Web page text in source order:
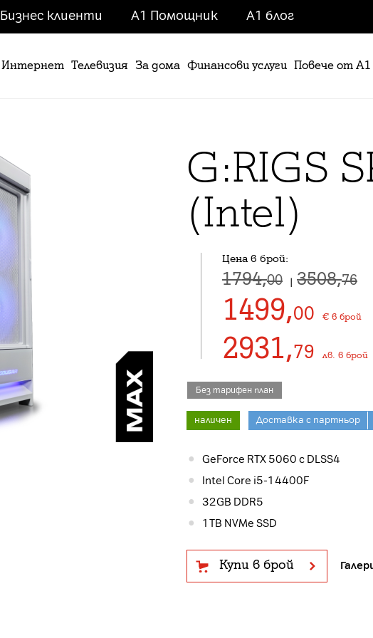
Бизнес клиенти A1 Помощник A1 блог
Интернет Телевизия За дома Финансови услуги Повече от А1
G:RIGS
(Intel)
Цена в брой:
1794,00 | 3508,76
1499,00 € в брой
2931,79 лв. в брой
Без тарифен план
наличен Доставка с партньор
GeForce RTX 5060 с DLSS4
Intel Core i5-14400F
32GB DDR5
1TB NVMe SSD
Купи в брой